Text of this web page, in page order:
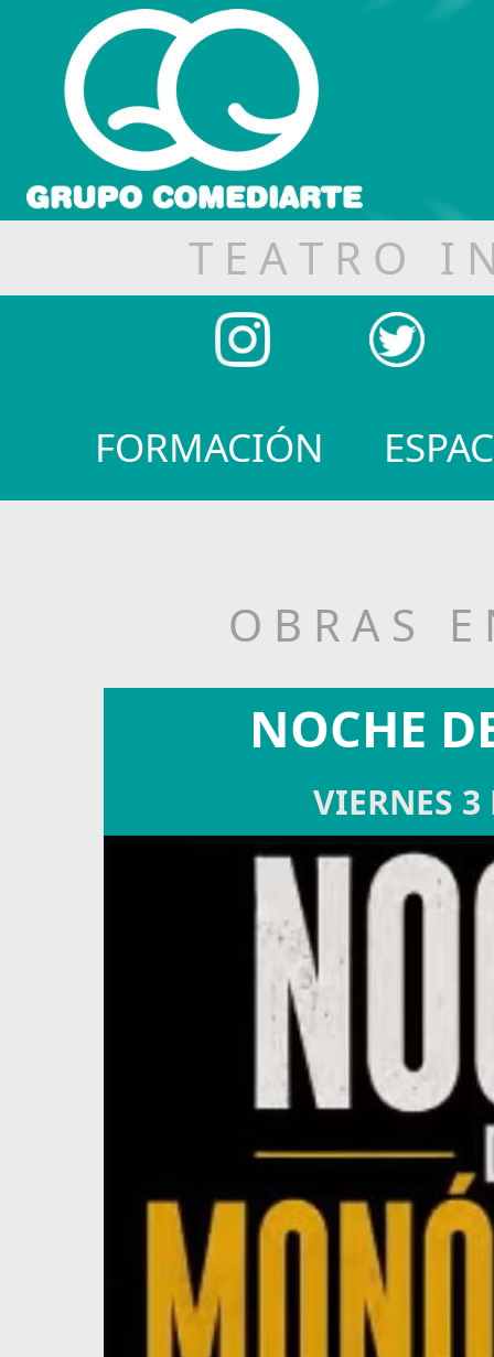
T E A T R O I
FORMACIÓN
O B R A S E
NOCHE
VIERNES